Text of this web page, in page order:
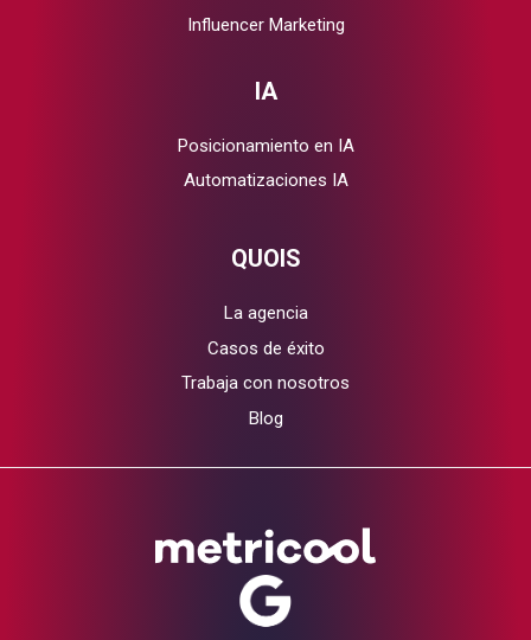
Influencer Marketing
IA
Posicionamiento en IA
Automatizaciones IA
QUOIS
La agencia
Casos de éxito
Trabaja con nosotros
Blog